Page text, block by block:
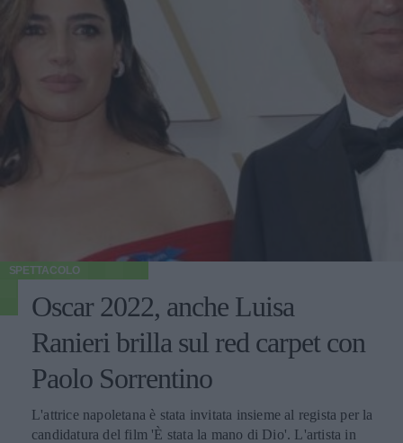
SPETTACOLO
Oscar 2022, anche Luisa
Ranieri brilla sul red carpet con
Paolo Sorrentino
L'attrice napoletana è stata invitata insieme al regista per la
candidatura del film 'È stata la mano di Dio'. L'artista in